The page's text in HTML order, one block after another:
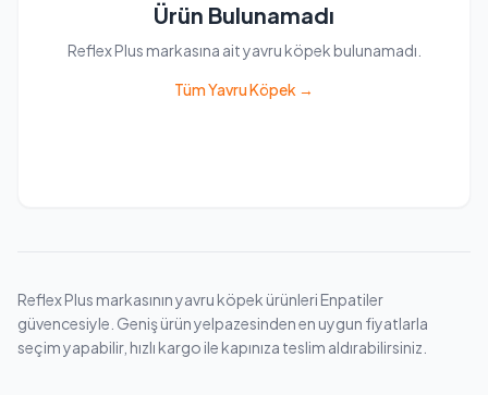
Ürün Bulunamadı
Reflex Plus markasına ait yavru köpek bulunamadı.
Tüm Yavru Köpek →
Reflex Plus markasının yavru köpek ürünleri Enpatiler
güvencesiyle. Geniş ürün yelpazesinden en uygun fiyatlarla
seçim yapabilir, hızlı kargo ile kapınıza teslim aldırabilirsiniz.